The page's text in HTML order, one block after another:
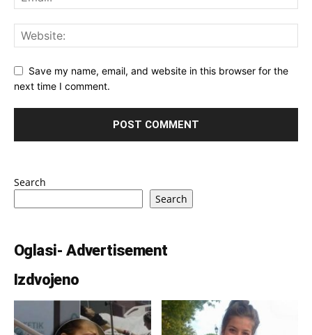
Save my name, email, and website in this browser for the
next time I comment.
Search
Search
Oglasi- Advertisement
Izdvojeno